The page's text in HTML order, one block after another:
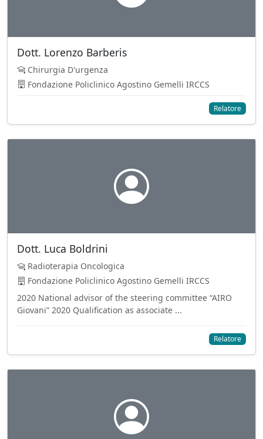
Dott. Lorenzo Barberis
Chirurgia D'urgenza
Fondazione Policlinico Agostino Gemelli IRCCS
Relatore
Dott. Luca Boldrini
Radioterapia Oncologica
Fondazione Policlinico Agostino Gemelli IRCCS
2020 National advisor of the steering committee “AIRO
Giovani” 2020 Qualification as associate ...
Relatore